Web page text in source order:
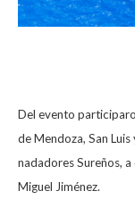
Del evento
de Mendoza, San
nadadores Sureños,
Miguel Jiménez.